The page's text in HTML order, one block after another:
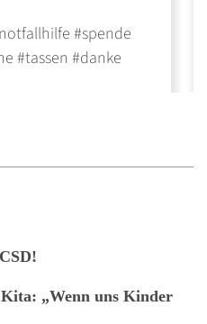
#spende
#tassen #danke
Kita: „Wenn uns Kinder